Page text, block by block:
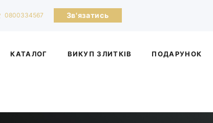
0800334567 Зв'язатись
КАТАЛОГ ВИКУП ЗЛИТКІВ ПОДАРУНОК